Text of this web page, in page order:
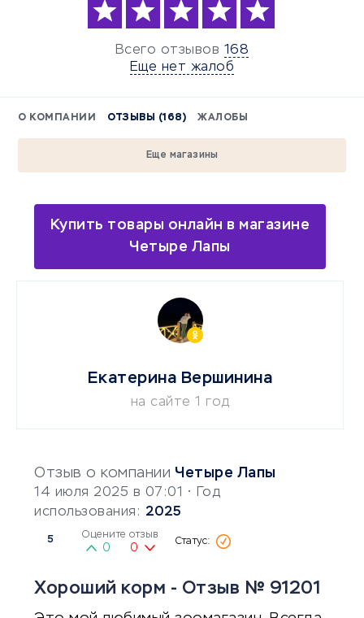
Всего отзывов 168
Еще нет жалоб
О КОМПАНИИ ОТЗЫВЫ (168) ЖАЛОБЫ
Еще магазины
Купить товары онлайн в магазине
Четыре Лапы
Отзыв о компании Четыре Лапы
14 июля 2025 в 07:01 • Год
использования: 2025
5 Оцените отзыв
0 0
Хороший корм - Отзыв № 91201
Екатерина Вершинина
на сайте 1 год